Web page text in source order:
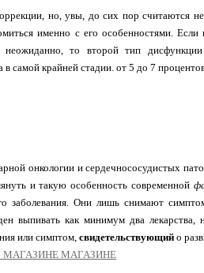
но, увы, до сих пор считаются
именно с его особенностями.
неожиданно, то второй тип
в самой крайней стадии. от 5 до 7
онкологии и сердечнососудистых
и такую особенность современной
заболевания. Они лишь снимают
выпивать как минимум два
или симптом, свидетельствующий о
МАГАЗИНЕ МАГАЗИНE